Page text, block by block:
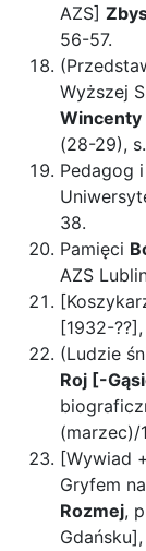
AZS]
56-57.
Wyższej
Wincenty
(28-29),
Pedagog
38.
Pamięci
AZS
[1932-??],
(Ludzie
Roj [-
(marzec)/
[Wywiad
Gryfem
Rozmej,
Gdańsku],